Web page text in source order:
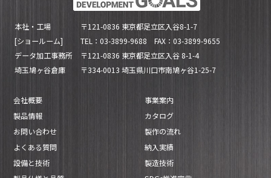
本社・工場
[ショールーム]
〒121-0836 東京都足立区入谷8-1-7
TEL：03-3899-9688 FAX：03-3899-9655
データ加工事務所
〒121-0836 東京都足立区入谷 8-1-4
埼玉鳩ヶ谷倉庫
〒334-0013 埼玉県川口市南鳩ヶ谷1-25-7
会社概要
事業案内
製品情報
カタログ
お問い合わせ
製作の流れ
よくある質問
納入実績
設備と技術
製造技術